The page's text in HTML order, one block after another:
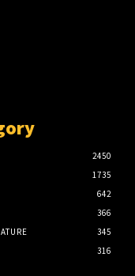
2450
1735
642
366
345
316